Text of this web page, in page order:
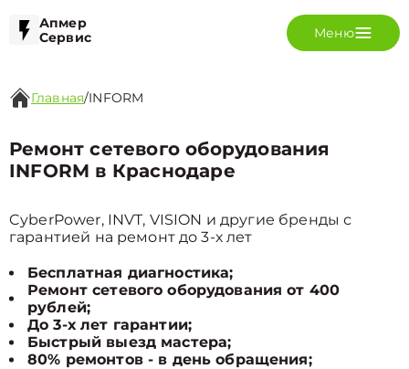
Апмер
Сервис
Меню
Главная/INFORM
Ремонт сетевого оборудования
INFORM в Краснодаре
CyberPower, INVT, VISION и другие бренды с
гарантией на ремонт до 3-х лет
Бесплатная диагностика;
Ремонт сетевого оборудования от 400
рублей;
До 3-х лет гарантии;
Быстрый выезд мастера;
80% ремонтов - в день обращения;